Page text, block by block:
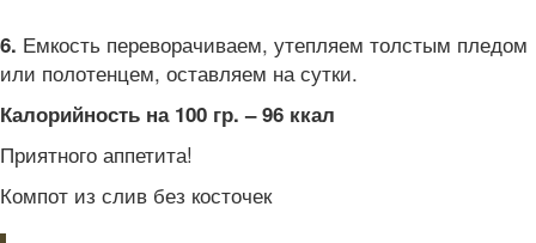
6. Емкость переворачиваем, утепляем толстым пледом
или полотенцем, оставляем на сутки.
Калорийность на 100 гр. – 96 ккал
Приятного аппетита!
Компот из слив без косточек